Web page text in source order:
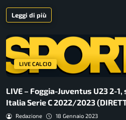
Leggi di più
LIVE CALCIO
LIVE – Foggia-Juventus U23 2-
Italia Serie C 2022/2023
Redazione 18 Gennaio 2023